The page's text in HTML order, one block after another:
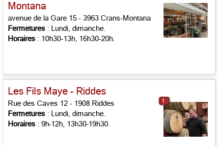
Montana
avenue de la Gare 15 - 3963 Crans-Montana
Fermetures : Lundi, dimanche.
Horaires : 10h30-13h, 16h30-20h.
Les Fils Maye - Riddes
Rue des Caves 12 - 1908 Riddes
Fermetures : Lundi, dimanche.
Horaires : 9h–12h, 13h30–19h30.
1